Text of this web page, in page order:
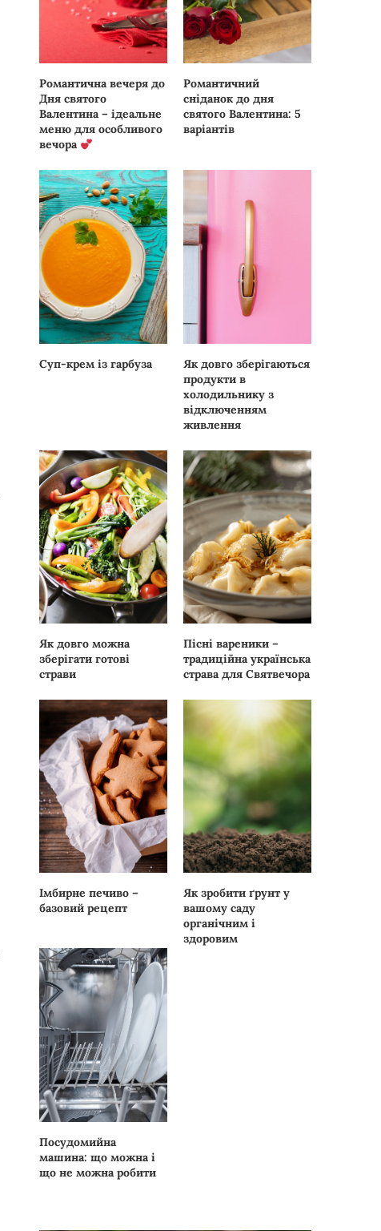
Романтична вечеря до
Дня святого
Валентина – ідеальне
меню для особливого
вечора
Романтичний
сніданок до дня
святого Валентина: 5
варіантів
Суп-крем із гарбуза
Як довго зберігаються
продукти в
холодильнику з
відключенням
живлення
Як довго можна
зберігати готові
страви
Пісні вареники –
традиційна українська
страва для Святвечора
Імбирне печиво –
базовий рецепт
Як зробити ґрунт у
вашому саду
органічним і
здоровим
Посудомийна
машина: що можна і
що не можна робити